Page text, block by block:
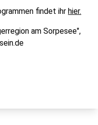
findet ihr hier.
am Sorpesee",